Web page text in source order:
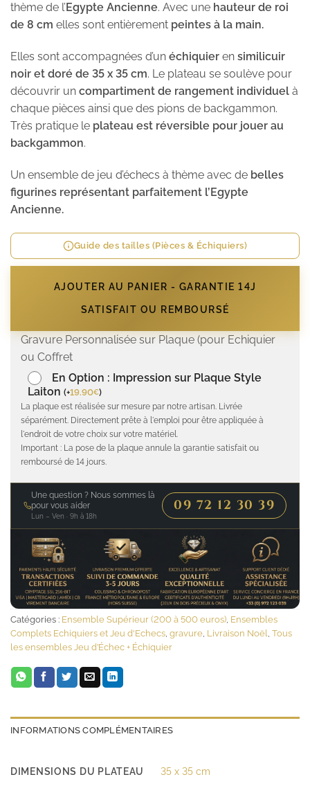
thème de l’ Egypte Ancienne. Avec une hauteur de roi
de 8 cm elles sont entièrement peintes à la main.
Elles sont accompagnées d’un échiquier en similicuir
noir et doré de 35 x 35 cm. Le plateau se soulève pour
découvrir un compartiment de rangement individuel à
chaque pièces ainsi que des pions de backgammon.
Très pratique le plateau est réversible pour jouer au
backgammon.
Un ensemble de jeu d’échecs à thème avec de belles
figurines représentant parfaitement l’Egypte
Ancienne.
Guide des tailles (Pièces & Échiquiers)
AJOUTER AU PANIER - GARANTIE 14J
SATISFAIT OU REMBOURSÉ
Gravure Personnalisée sur Plaque (pour Echiquier
ou Coffret
En Option : Impression sur Plaque Style
Laiton (+19.90€)
La plaque est réalisée sur mesure par notre artisan. Livrée
séparément. Directement prête à l'emploi pour être appliquée à
l'endroit de votre choix sur votre matériel.
Important : La pose de la plaque annule la garantie satisfait ou
remboursé de 14 jours.
Une question ? Nous sommes là
pour vous aider
Lun – Ven · 9h à 18h
09 72 12 30 39
Catégories : Ensemble Supérieur (200 à 500 euros) Ensembles
Complets Echiquiers et Jeu d'Echecs gravure Livraison Noël
Tous
les ensembles Jeu d’Échec + Échiquier
INFORMATIONS COMPLÉMENTAIRES
DIMENSIONS DU PLATEAU 35 x 35 cm